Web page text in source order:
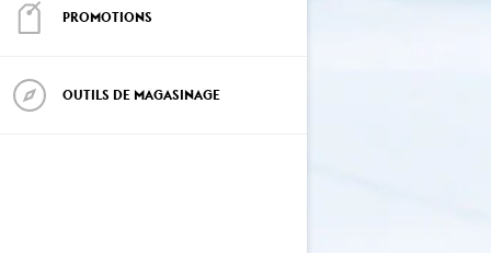
PROMOTIONS
OUTILS DE MAGASINAGE